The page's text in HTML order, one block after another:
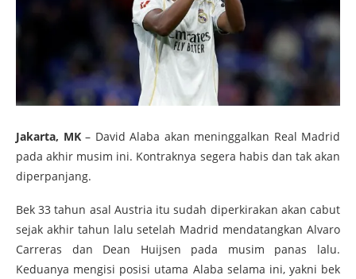
Jakarta, MK– David Alaba akan meninggalkan Real Madrid
pada akhir musim ini. Kontraknya segera habis dan tak akan
diperpanjang.
Bek 33 tahun asal Austria itu sudah diperkirakan akan cabut
sejak akhir tahun lalu setelah Madrid mendatangkan Alvaro
Carreras dan Dean Huijsen pada musim panas lalu.
Keduanya mengisi posisi utama Alaba selama ini, yakni bek